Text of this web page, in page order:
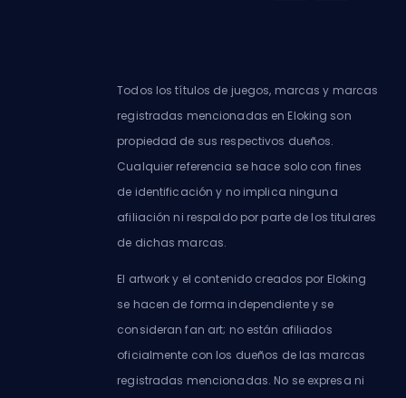
Todos los títulos de juegos, marcas y marcas
registradas mencionadas en Eloking son
propiedad de sus respectivos dueños.
Cualquier referencia se hace solo con fines
de identificación y no implica ninguna
afiliación ni respaldo por parte de los titulares
de dichas marcas.
El artwork y el contenido creados por Eloking
se hacen de forma independiente y se
consideran fan art; no están afiliados
oficialmente con los dueños de las marcas
registradas mencionadas. No se expresa ni